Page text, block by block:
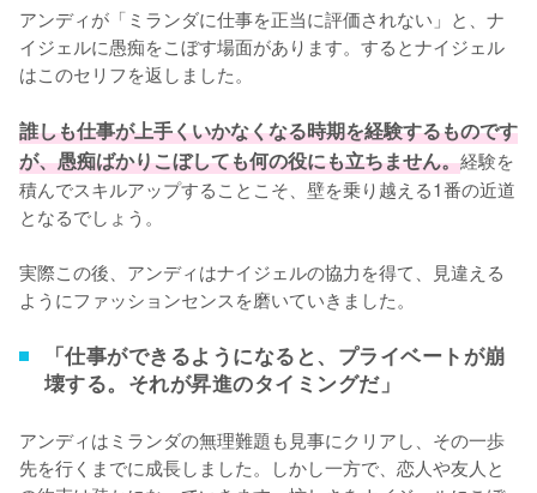
アンディが「ミランダに仕事を正当に評価されない」と、ナ
イジェルに愚痴をこぼす場面があります。するとナイジェル
はこのセリフを返しました。
誰しも仕事が上手くいかなくなる時期を経験するものです
が、愚痴ばかりこぼしても何の役にも立ちません。経験を
積んでスキルアップすることこそ、壁を乗り越える1番の近道
となるでしょう。
実際この後、アンディはナイジェルの協力を得て、見違える
ようにファッションセンスを磨いていきました。
「仕事ができるようになると、プライベートが崩
壊する。それが昇進のタイミングだ」
アンディはミランダの無理難題も見事にクリアし、その一歩
先を行くまでに成長しました。しかし一方で、恋人や友人と